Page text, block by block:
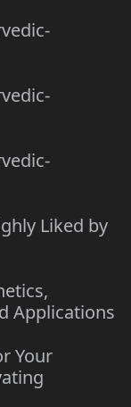
Liked by
Applications
Your